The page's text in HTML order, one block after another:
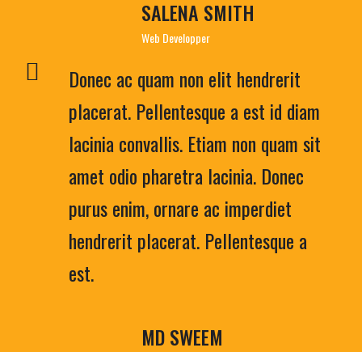
SALENA SMITH
Web Developper
Donec ac quam non elit hendrerit
placerat. Pellentesque a est id diam
lacinia convallis. Etiam non quam sit
amet odio pharetra lacinia. Donec
purus enim, ornare ac imperdiet
hendrerit placerat. Pellentesque a
est.
MD SWEEM